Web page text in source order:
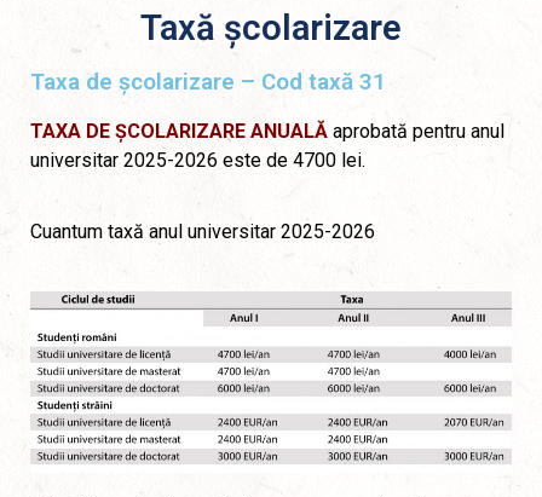
Taxă școlarizare
Taxa de școlarizare – Cod taxă 31
TAXA DE ȘCOLARIZARE ANUALĂ aprobată pentru anul
universitar 2025-2026 este de 4700 lei.
Cuantum taxă anul universitar 2025-2026